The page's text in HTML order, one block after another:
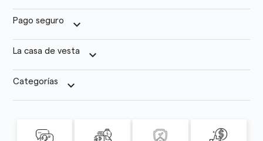
Pago seguro keyboard_arrow_down
La casa de vesta keyboard_arrow_down
Categorías keyboard_arrow_down